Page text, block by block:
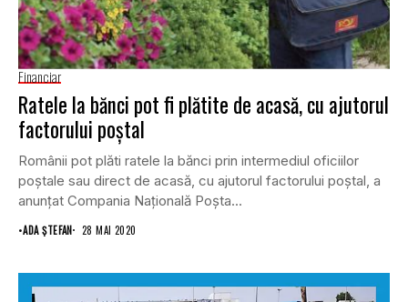
Financiar
Ratele la bănci pot fi plătite de acasă, cu ajutorul
factorului poştal
Românii pot plăti ratele la bănci prin intermediul oficiilor
poştale sau direct de acasă, cu ajutorul factorului poştal, a
anunțat Compania Naţională Poşta...
•ADA ȘTEFAN 28 MAI 2020